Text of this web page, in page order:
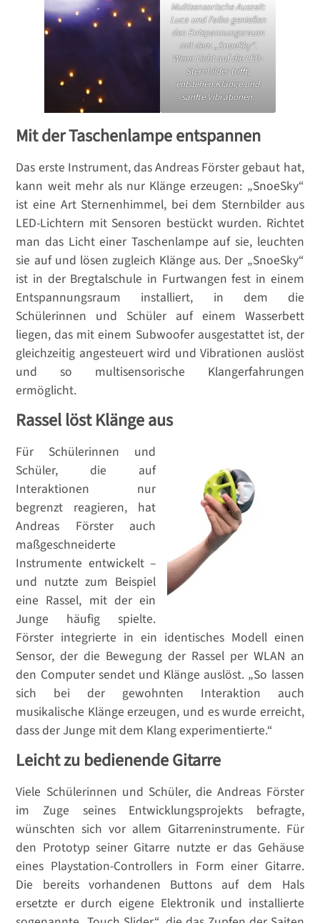
Multisensorische Auszeit:
Luca und Falko genießen
den Entspannungsraum
mit dem „SnoeSky“.
Wenn Licht auf die LED-
Sternbilder trifft,
entstehen Klänge und
sanfte Vibrationen.
Mit der Taschenlampe entspannen
Das erste Instrument, das Andreas Förster gebaut hat,
kann weit mehr als nur Klänge erzeugen: „SnoeSky“
ist eine Art Sternenhimmel, bei dem Sternbilder aus
LED-Lichtern mit Sensoren bestückt wurden. Richtet
man das Licht einer Taschenlampe auf sie, leuchten
sie auf und lösen zugleich Klänge aus. Der „SnoeSky“
ist in der Bregtalschule in Furtwangen fest in einem
Entspannungsraum installiert, in dem die
Schülerinnen und Schüler auf einem Wasserbett
liegen, das mit einem Subwoofer ausgestattet ist, der
gleichzeitig angesteuert wird und Vibrationen auslöst
und so multisensorische Klangerfahrungen
ermöglicht.
Rassel löst Klänge aus
Für Schülerinnen und
Schüler, die auf
Interaktionen nur
begrenzt reagieren, hat
Andreas Förster auch
maßgeschneiderte
Instrumente entwickelt –
und nutzte zum Beispiel
eine Rassel, mit der ein
Junge häufig spielte.
Förster integrierte in ein identisches Modell einen
Sensor, der die Bewegung der Rassel per WLAN an
den Computer sendet und Klänge auslöst. „So lassen
sich bei der gewohnten Interaktion auch
musikalische Klänge erzeugen, und es wurde erreicht,
dass der Junge mit dem Klang experimentierte.“
Leicht zu bedienende Gitarre
Viele Schülerinnen und Schüler, die Andreas Förster
im Zuge seines Entwicklungsprojekts befragte,
wünschten sich vor allem Gitarreninstrumente. Für
den Prototyp seiner Gitarre nutzte er das Gehäuse
eines Playstation-Controllers in Form einer Gitarre.
Die bereits vorhandenen Buttons auf dem Hals
ersetzte er durch eigene Elektronik und installierte